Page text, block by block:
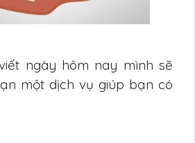
ngày hôm nay mình sẽ
một dịch vụ giúp bạn có